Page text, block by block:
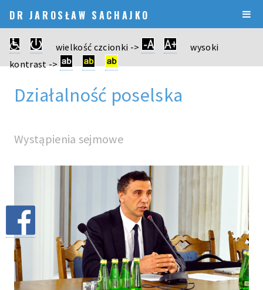
DR JAROSŁAW SACHAJKO
wielkość czcionki ->
wysoki
kontrast ->
Działalność poselska
Wystąpienia sejmowe